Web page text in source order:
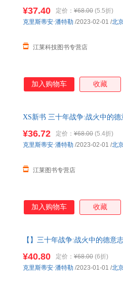
¥37.40 定价： ¥68.00 (5.5折)
江莱科技图书专营店
克里斯蒂安·潘特勒 /2023-02-01 /北
加入购物车 收藏
XS新书 三十年战争:战火中的
¥36.72 定价： ¥68.00 (5.4折)
江莱图书专营店
克里斯蒂安·潘特勒 /2023-02-01 /北
加入购物车 收藏
【】三十年战争:战火中的德意
¥40.80 定价： ¥68.00 (6折)
克里斯蒂安·潘特勒 /2023-01-01 /北